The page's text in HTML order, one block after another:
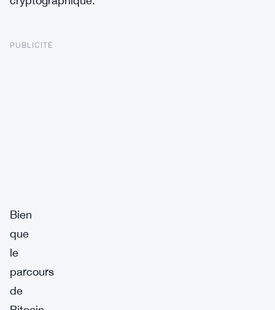
PUBLICITÉ
Bien
que
le
parcours
de